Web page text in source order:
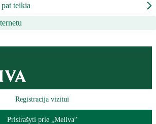
pat teikia
Registracija vizitui
Prisirašyti prie „Meliva“